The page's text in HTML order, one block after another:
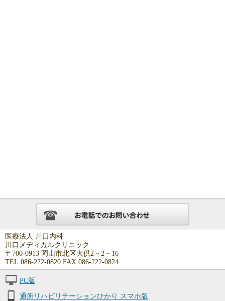
医療法人 川口内科
川口メディカルクリニック
〒700-0913 岡山市北区大供2－2－16
TEL.086-222-0820 FAX.086-222-0824
PC版
通所リハビリテーションひかり スマホ版